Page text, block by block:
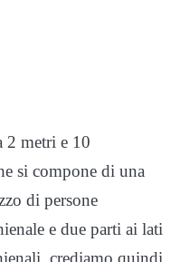
2 metri e 10
si compone di una
di persone
e due parti ai lati
crediamo quindi